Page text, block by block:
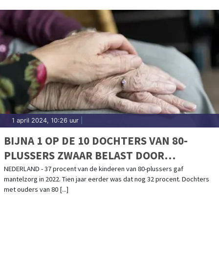
1 april 2024, 10:26 uur
BIJNA 1 OP DE 10 DOCHTERS VAN 80-
PLUSSERS ZWAAR BELAST DOOR
MANTELZORG
NEDERLAND - 37 procent van de kinderen van 80-plussers gaf
mantelzorg in 2022. Tien jaar eerder was dat nog 32 procent. Dochters
met ouders van 80 [...]